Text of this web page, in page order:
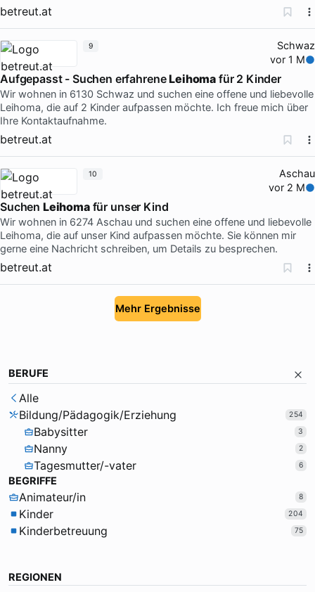
betreut.at
Schwaz
vor 1 M
Aufgepasst - Suchen erfahreneLeihoma für 2 Kinder
Wir wohnen in 6130 Schwaz und suchen eine offene und liebevolle
Leihoma, die auf 2 Kinder aufpassen möchte. Ich freue mich über
Ihre Kontaktaufnahme.
betreut.at
9
Aschau
vor 2 M
Suchen Leihomafür unser Kind
Wir wohnen in 6274 Aschau und suchen eine offene und liebevolle
Leihoma, die auf unser Kind aufpassen möchte. Sie können mir
gerne eine Nachricht schreiben, um Details zu besprechen.
betreut.at
10
Mehr Ergebnisse
BERUFE
Alle
Bildung/Pädagogik/Erziehung
254
Babysitter 3
Nanny 2
Tagesmutter/-vater 6
BEGRIFFE
Animateur/in 8
Kinder 204
Kinderbetreuung 75
REGIONEN